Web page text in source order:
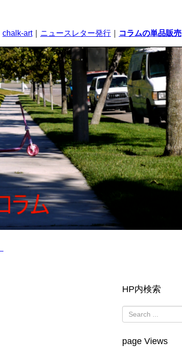
chalk-art｜ ニュースレター発行 コラムの単品販売
HP内検索
page Views